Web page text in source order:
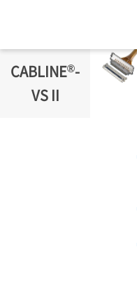
CABLINE®-
VS II